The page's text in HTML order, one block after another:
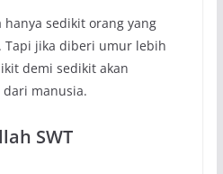
sedikit orang yang
Tapi jika diberi umur lebih
demi sedikit akan
manusia.
SWT